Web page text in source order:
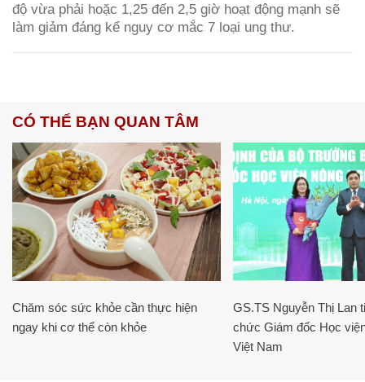
độ vừa phải hoặc 1,25 đến 2,5 giờ hoạt động mạnh sẽ
làm giảm đáng kể nguy cơ mắc 7 loại ung thư.
CÓ THỂ BẠN QUAN TÂM
Chăm sóc sức khỏe cần thực hiện
ngay khi cơ thể còn khỏe
GS.TS Nguyễn Thị Lan
chức Giám đốc Học
Việt Nam